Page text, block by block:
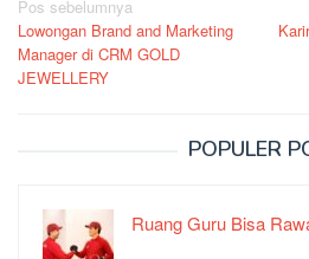
Navigasi
pos
Pos sebelumnya
Lowongan Brand and Marketing
Manager di CRM GOLD
JEWELLERY
POPULER
Ruang Guru Bisa